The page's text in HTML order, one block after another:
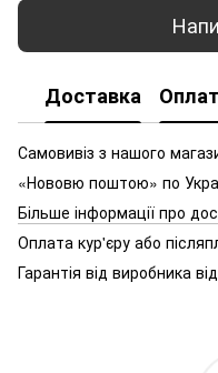
Доставка
Самовивіз з нашого
«Нововю поштою» по
Більше інформації про
Оплата кур'єру або
Гарантія від виробника